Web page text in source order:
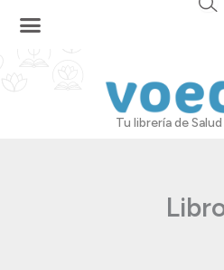
Tu librería de